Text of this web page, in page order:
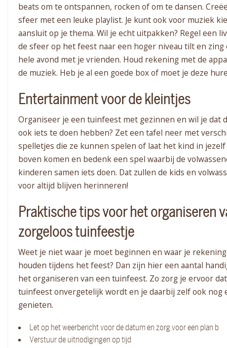
beats om te ontspannen, rocken of om te dansen.
sfeer met een leuke playlist. Je kunt ook voor muziek
aansluit op je thema. Wil je echt uitpakken? Regel een
de sfeer op het feest naar een hoger niveau tilt en zing
hele avond met je vrienden. Houd rekening met de
de muziek. Heb je al een goede box of moet je deze
Entertainment voor de kleintjes
Organiseer je een tuinfeest met gezinnen en wil je dat
ook iets te doen hebben? Zet een tafel neer met
spelletjes die ze kunnen spelen of laat het kind in
boven komen en bedenk een spel waarbij de
kinderen samen iets doen. Dat zullen de kids en
voor altijd blijven herinneren!
Praktische tips voor het organiseren
zorgeloos tuinfeestje
Weet je niet waar je moet beginnen en waar je
houden tijdens het feest? Dan zijn hier een aantal
het organiseren van een tuinfeest. Zo zorg je ervoor
tuinfeest onvergetelijk wordt en je daarbij zelf ook nog
genieten.
Let op het weerbericht voor de datum en zorg voor een plan b
Verstuur de uitnodigingen op tijd